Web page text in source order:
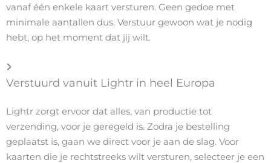
vanaf één enkele kaart versturen. Geen gedoe met
minimale aantallen dus. Verstuur gewoon wat je nodig
hebt, op het moment dat jij wilt.
Verstuurd vanuit Lightr in heel Europa
Lightr zorgt ervoor dat alles, van productie tot
verzending, voor je geregeld is. Zodra je bestelling
geplaatst is, gaan we direct voor je aan de slag. Voor
kaarten die je rechtstreeks wilt versturen, selecteer je een